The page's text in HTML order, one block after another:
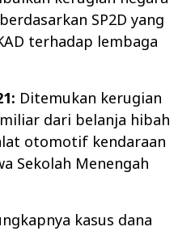
SP2D yang
terhadap lembaga
Ditemukan kerugian
dari belanja hibah
otomotif kendaraan
Sekolah Menengah
kasus dana